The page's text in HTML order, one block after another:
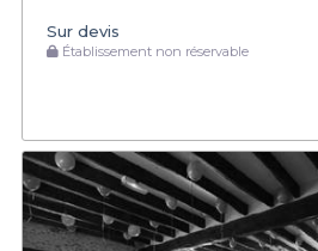
Sur devis
Établissement non réservable